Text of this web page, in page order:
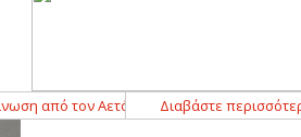
τον Αετό Μακρυχωρίου 14:43 - Η ΠΑΕ
Διαβάστε